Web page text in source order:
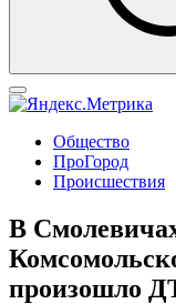
Общество
ПроГород
Происшествия
В
произошло